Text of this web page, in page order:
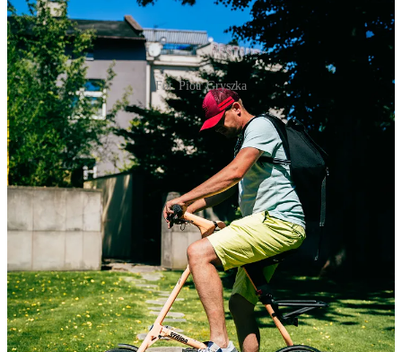
Fot. Piotr Gryszka
Rozwój Stridy
Steedman Bass z Bostonu w Stanach Zjednoczonych kupił prawa
do produkcji Stridy i z Markiem Sandersem rozpoczął prace nad
Stridą 3, jak opisano w kursie The Open University 'Design and
Designing' (T211). W 2002 roku, aby sprostać rosnącemu
popytowi, produkcja została przeniesiona do tajwańskiego
producenta Ming Cycle. W marcu 2006 roku Ming Cycle przejęło
prawa do Stridy. W 2007 roku Strida 5 zdobyła nagrodę za projekt
na Taipei International Bike Show.
Zostaw email, a ja przypomnę Ci o nowych odcinkach.